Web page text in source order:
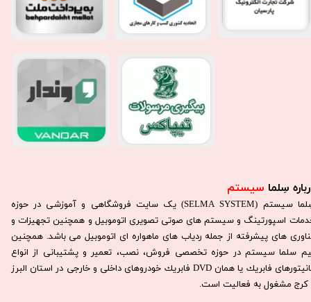
سِلما سیستم​​​​​​​
سِلما سيستم (SELMA SYSTEM) یک سایت فروشگاهی و آموزشی در حوزه
اسپورتینگ و سیستم های صوتی تصویری اتوموبیل و همچنین تجهیزات و
های پیشرفته از جمله ردیاب های ماهواره ای اتوموبیل می باشد. همچنين
سلما سيستم در حوزه تخصصی فروش، نصب، تعمير و پشتيبانی از انواع
مانيتورهای فابريك يا همان DVD فابريك خودروهای داخلی و خارجی در استان البرز
كرج مشغول به فعاليت است.​​​​​​​